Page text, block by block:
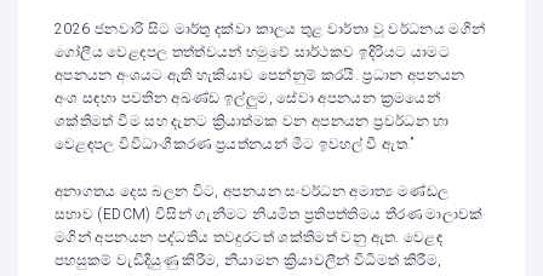
2026 ජනවාරි සිට මාර්තු දක්වා කාලය තුළ වාර්තා වූ වර්ධනය මගින්
ගෝලීය වෙළඳපල තත්ත්වයන් හමුවේ සාර්ථකව ඉදිරියට යාමට
අපනයන අංශයට ඇති හැකියාව පෙන්නුම් කරයි. ප්‍රධාන අපනයන
අංශ සඳහා පවතින අඛණ්ඩ ඉල්ලුම, සේවා අපනයන ක්‍රමයෙන්
ශක්තිමත් වීම සහ දැනට ක්‍රියාත්මක වන අපනයන ප්‍රවර්ධන හා
වෙළඳපල විවිධාංගීකරණ ප්‍රයත්නයන් මීට ඉවහල් වී ඇත.”
අනාගතය දෙස බලන විට, අපනයන සංවර්ධන අමාත්‍ය මණ්ඩල
සභාව (EDCM) විසින් ගැනීමට නියමිත ප්‍රතිපත්තිමය තීරණ මාලාවක්
මගින් අපනයන පද්ධතිය තවදුරටත් ශක්තිමත් වනු ඇත. වෙළඳ
පහසුකම් වැඩිදියුණු කිරීම, නියාමන ක්‍රියාවලීන් විධිමත් කිරීම,